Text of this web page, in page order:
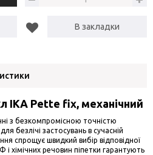
В закладки
IKA Pette fix, механічний
з безкомпромісною точністю
безлічі застосувань в сучасній
спрощує швидкий вибір відповідної
і хімічних речовин піпетки гарантують